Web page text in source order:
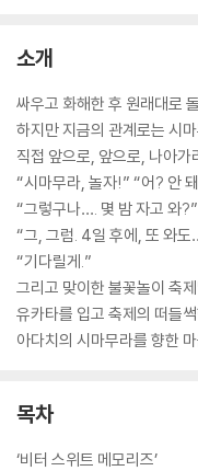
소개
싸우고 화해한 후 원래대로
하지만 지금의 관계로는 시
직접 앞으로, 앞으로, 나아가
“시마무라, 놀자!” “어? 안
“그렇구나…. 몇 밤 자고 와
“그, 그럼. 4일 후에, 또 와
“기다릴게.”
그리고 맞이한 불꽃놀이 축
유카타를 입고 축제의 떠들
아다치의 시마무라를 향한
목차
‘비터 스위트 메모리즈’